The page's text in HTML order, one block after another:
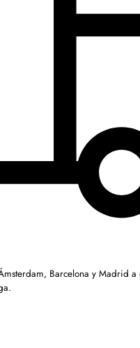
Barcelona y Madrid a